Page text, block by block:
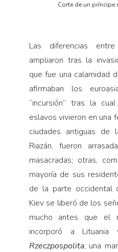
Corte de un príncipe
Las diferencias
ampliaron tras la
que fue una calamidad
afirmaban los
“incursión” tras la
eslavos vivieron en una
ciudades antiguas de
Riazán, fueron
masacradas; otras,
mayoría de sus
de la parte occidental
Kiev se liberó de los
mucho antes que el
incorporó a
Rzeczpospolita, una